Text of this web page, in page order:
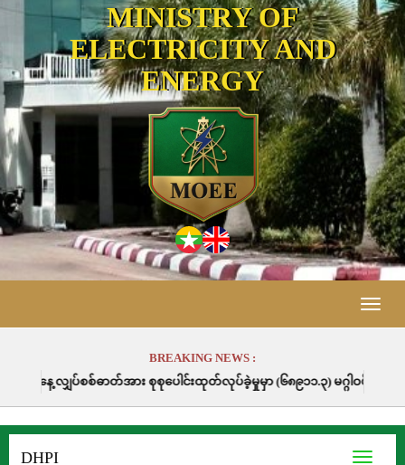
MINISTRY OF
ELECTRICITY AND
ENERGY
Toggle
BREAKING NEWS :
တ်အား စုစုပေါင်းထုတ်လုပ်ခဲ့မှုမှာ (၆၈၉၁၁.၃) မဂ္ဂါဝပ်နာရီဖြစ်ပါသည်။
Toggle
DHPI